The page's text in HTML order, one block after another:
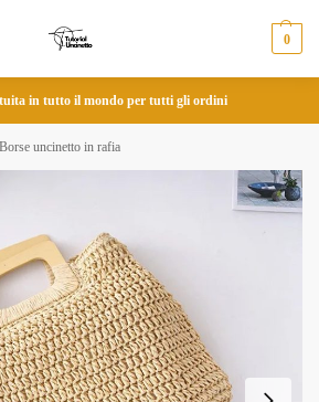
0
in tutto il mondo per tutti gli ordini
Borse uncinetto in rafia